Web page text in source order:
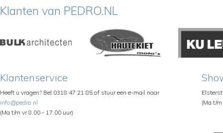
Klanten van PEDRO.NL
Klantenservice
Heeft u vragen? Bel 0318 47 21 85 of stuur een e-mail naar
info@pedro.nl
(Ma t/m vr 8.00 - 17.00 uur)
(Ma t/